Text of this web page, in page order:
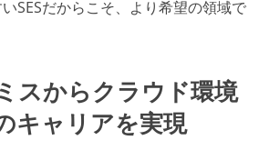
SESだからこそ、より希望の領域で
スからクラウド環境
キャリアを実現